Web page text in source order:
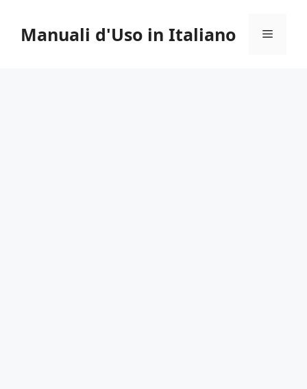
contenuto
Manuali d'Uso in Italiano Menu